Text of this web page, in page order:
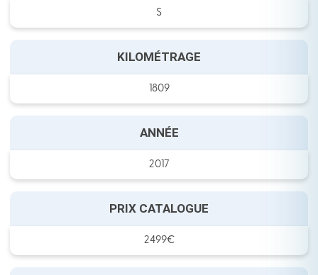
S
KILOMÉTRAGE
1809
ANNÉE
2017
PRIX CATALOGUE
2499€